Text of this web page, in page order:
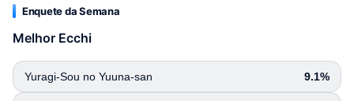
Enquete da Semana
Melhor Ecchi
Yuragi-Sou no Yuuna-san 9.1%